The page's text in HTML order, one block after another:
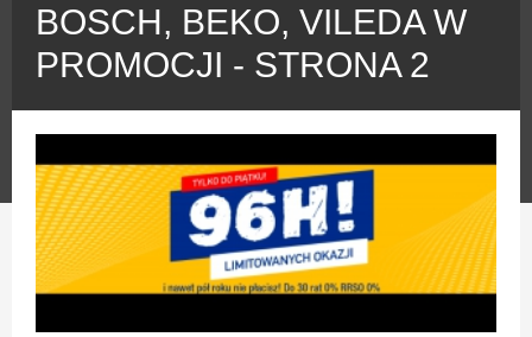
BOSCH, BEKO, VILEDA W
PROMOCJI - STRONA 2